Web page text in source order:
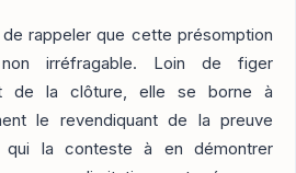
rappeler que cette présomption
irréfragable. Loin de figer
de la clôture, elle se borne à
le revendiquant de la preuve
la conteste à en démontrer